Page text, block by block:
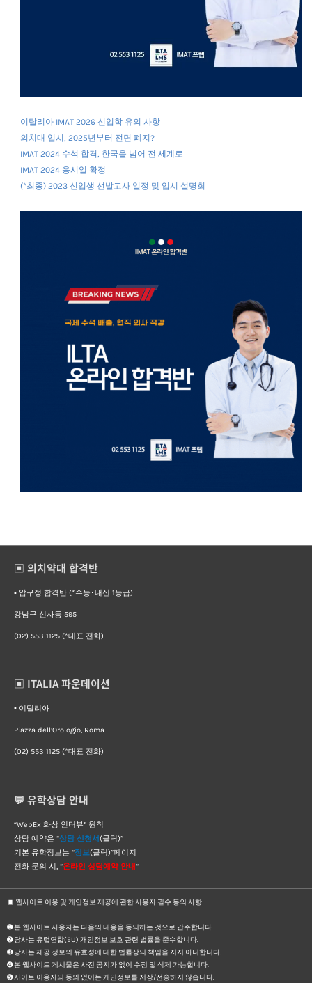
이탈리아 IMAT 2026 신입학 유의 사항
의치대 입시, 2025년부터 전면 폐지?
IMAT 2024 수석 합격, 한국을 넘어 전 세계로
IMAT 2024 응시일 확정
(*최종) 2023 신입생 선발고사 일정 및 입시 설명회
▣ 의치약대 합격반
▪︎ 압구정 합격반 (*수능･내신 1등급)
강남구 신사동 595
(02) 553 1125 (*대표 전화)
▣ ITALIA 파운데이션
▪︎ 이탈리아
Piazza dell’Orologio, Roma
(02) 553 1125 (*대표 전화)
💬 유학상담 안내
“WebEx 화상 인터뷰” 원칙
상담 예약은 “상담 신청서(클릭)”
기본 유학정보는 “정보(클릭)”페이지
전화 문의 시, “온라인 상담예약 안내“
▣ 웹사이트 이용 및 개인정보 제공에 관한 사용자 필수 동의 사항
➊ 본 웹사이트 사용자는 다음의 내용을 동의하는 것으로 간주합니다.
➋ 당사는 유럽연합(EU) 개인정보 보호 관련 법률을 준수합니다.
➌ 당사는 제공 정보의 유효성에 대한 법률상의 책임을 지지 아니합니다.
➍ 본 웹사이트 게시물은 사전 공지가 없이 수정 및 삭제 가능합니다.
➎ 사이트 이용자의 동의 없이는 개인정보를 저장/전송하지 않습니다.